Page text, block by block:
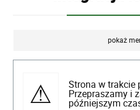
pokaż
Strona w trakcie
Przepraszamy i
późniejszym